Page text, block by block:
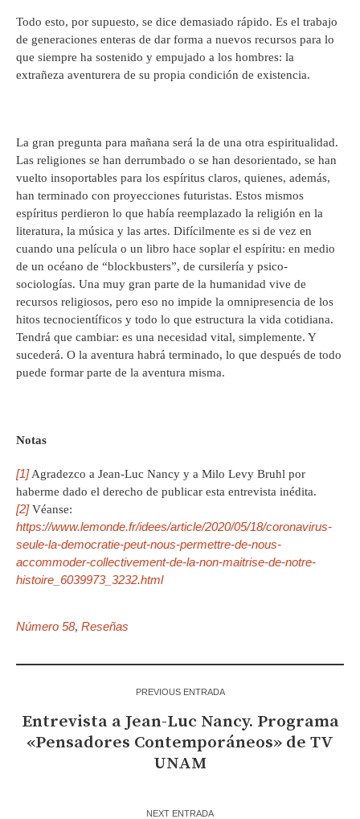
Todo esto, por supuesto, se dice demasiado rápido. Es el trabajo
de generaciones enteras de dar forma a nuevos recursos para lo
que siempre ha sostenido y empujado a los hombres: la
extrañeza aventurera de su propia condición de existencia.
La gran pregunta para mañana será la de una otra espiritualidad.
Las religiones se han derrumbado o se han desorientado, se han
vuelto insoportables para los espíritus claros, quienes, además,
han terminado con proyecciones futuristas. Estos mismos
espíritus perdieron lo que había reemplazado la religión en la
literatura, la música y las artes. Difícilmente es si de vez en
cuando una película o un libro hace soplar el espíritu: en medio
de un océano de “blockbusters”, de cursilería y psico-
sociologías. Una muy gran parte de la humanidad vive de
recursos religiosos, pero eso no impide la omnipresencia de los
hitos tecnocientíficos y todo lo que estructura la vida cotidiana.
Tendrá que cambiar: es una necesidad vital, simplemente. Y
sucederá. O la aventura habrá terminado, lo que después de todo
puede formar parte de la aventura misma.
Notas
[1]Agradezco a Jean-Luc Nancy y a Milo Levy Bruhl por
haberme dado el derecho de publicar esta entrevista inédita.
[2]Véanse:
https://www.lemonde.fr/idees/article/2020/05/18/coronavirus-
seule-la-democratie-peut-nous-permettre-de-nous-
accommoder-collectivement-de-la-non-maitrise-de-notre-
histoire_6039973_3232.html
Número 58, Reseñas
PREVIOUS ENTRADA
Entrevista a Jean-Luc Nancy. Programa
«Pensadores Contemporáneos» de TV
UNAM
NEXT ENTRADA